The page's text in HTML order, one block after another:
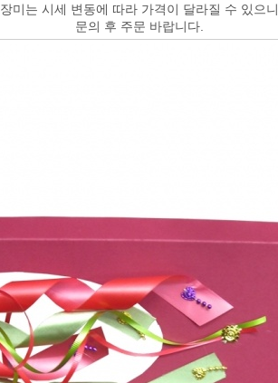
장미는 시세 변동에 따라 가격이 달라질 수 있으니
문의 후 주문 바랍니다.